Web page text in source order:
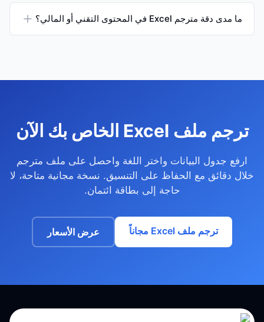
ما مدى دقة مترجم Excel في المحتوى التقني أو المالي؟
ترجم ملف Excel الخاص بك الآن
ارفع جدول البيانات واختر اللغة واحصل على ملف مترجم
خلال دقائق مع الحفاظ على التنسيق. نسخة مجانية متاحة، لا
حاجة إلى بطاقة ائتمان.
ترجم ملف Excel مجاناً عرض الأسعار